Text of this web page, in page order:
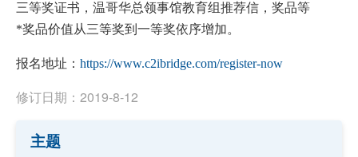
三等奖证书，温哥华总领事馆教育组推荐信，奖品等
*奖品价值从三等奖到一等奖依序增加。
报名地址 ： https://www.c2ibridge.com/register-now
修订日期：2019-8-12
主题